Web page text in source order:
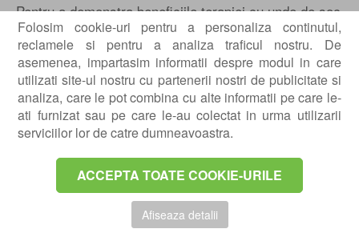
Folosim cookie-uri pentru a personaliza continutul,
reclamele si pentru a analiza traficul nostru. De
asemenea, impartasim informatii despre modul in care
utilizati site-ul nostru cu partenerii nostri de publicitate si
analiza, care le pot combina cu alte informatii pe care le-
ati furnizat sau pe care le-au colectat in urma utilizarii
serviciilor lor de catre dumneavoastra.
ACCEPTA TOATE COOKIE-URILE
Afiseaza detalii
Pentru a demonstra beneficiile terapiei cu unde de soc
asupra afectiunilor coloanei lombare, mai multi
cercetatori si fizioterapeuti din orasul Sud Coreean,
Daegu, au efectuat un studiu pe 30 de persoane
diagnosticate cu dureri cronice de spate. Subiectii au
fost impartiti in doua grupuri, astfel incat primul grup a
primit tratament conservator clasic, in vreme ce al
Shockwave. Subiectii nu au suferit interventii
chirurgicale in zona lombara inainte de efectuarea
studiului, nu au avut fracturi, tumori sau alte infectii si
inflamatii ale discului intervertebral.